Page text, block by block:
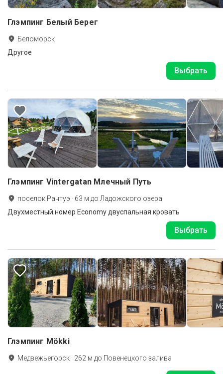
Глэмпинг Белый Берег
Беломорск
Другое
Выбрать
Глэмпинг Vintergatan Млечный Путь
поселок Рантуэ · 63 м до Ладожского озера
Двухместный номер Economy двуспальная кровать
Выбрать
Глэмпинг Mökki
Медвежьегорск · 262 м до Повенецкого залива